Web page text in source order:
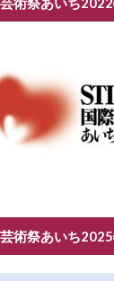
術祭あいち